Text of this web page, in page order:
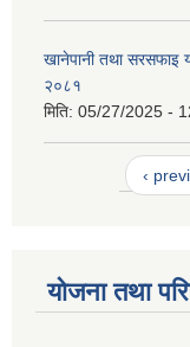
खानेपानी तथा सरसफाइ
२०८१
मिति: 05/27/2025 -
‹
योजना तथा